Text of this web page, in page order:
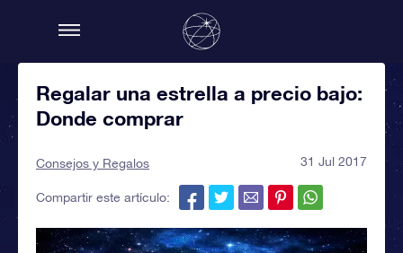
Regalar una estrella a precio bajo:
Donde comprar
Consejos y Regalos 31 Jul 2017
Compartir este artículo: